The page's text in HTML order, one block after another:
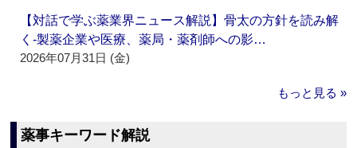
【対話で学ぶ薬業界ニュース解説】骨太の方針を読み解
く‐製薬企業や医療、薬局・薬剤師への影…
2026年07月31日 (金)
もっと見る »
薬事キーワード解説